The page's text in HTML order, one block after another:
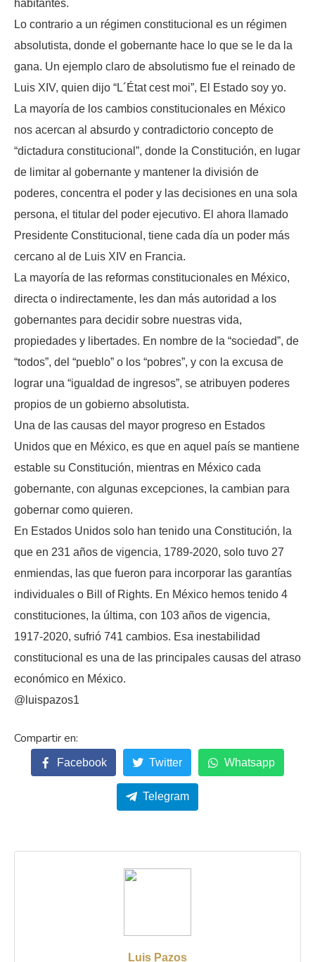
habitantes.
Lo contrario a un régimen constitucional es un régimen
absolutista, donde el gobernante hace lo que se le da la
gana. Un ejemplo claro de absolutismo fue el reinado de
Luis XIV, quien dijo “L´État cest moi”, El Estado soy yo.
La mayoría de los cambios constitucionales en México
nos acercan al absurdo y contradictorio concepto de
“dictadura constitucional”, donde la Constitución, en lugar
de limitar al gobernante y mantener la división de
poderes, concentra el poder y las decisiones en una sola
persona, el titular del poder ejecutivo. El ahora llamado
Presidente Constitucional, tiene cada día un poder más
cercano al de Luis XIV en Francia.
La mayoría de las reformas constitucionales en México,
directa o indirectamente, les dan más autoridad a los
gobernantes para decidir sobre nuestras vida,
propiedades y libertades. En nombre de la “sociedad”, de
“todos”, del “pueblo” o los “pobres”, y con la excusa de
lograr una “igualdad de ingresos”, se atribuyen poderes
propios de un gobierno absolutista.
Una de las causas del mayor progreso en Estados
Unidos que en México, es que en aquel país se mantiene
estable su Constitución, mientras en México cada
gobernante, con algunas excepciones, la cambian para
gobernar como quieren.
En Estados Unidos solo han tenido una Constitución, la
que en 231 años de vigencia, 1789-2020, solo tuvo 27
enmiendas, las que fueron para incorporar las garantías
individuales o Bill of Rights. En México hemos tenido 4
constituciones, la última, con 103 años de vigencia,
1917-2020, sufrió 741 cambios. Esa inestabilidad
constitucional es una de las principales causas del atraso
económico en México.
@luispazos1
Facebook Twitter Whatsapp
Telegram
Luis Pazos